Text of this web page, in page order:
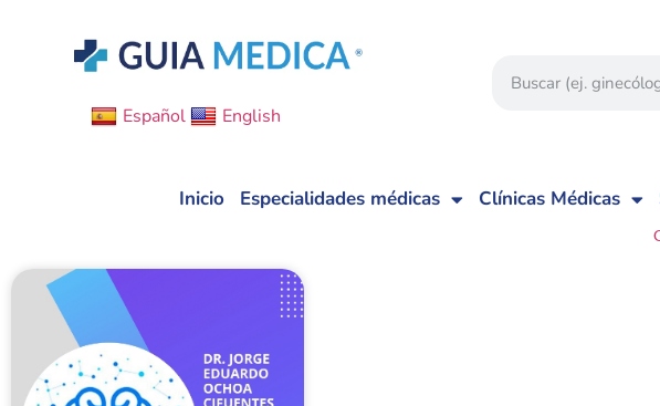
Español English
Inicio Especialidades médicas Clínicas Médicas